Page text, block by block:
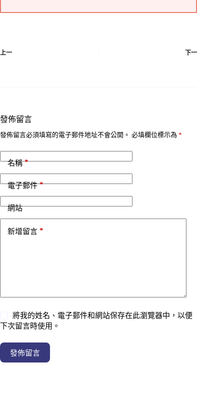
上一 下一
發佈留言
發佈留言必須填寫的電子郵件地址不會公開。 必填欄位標示為 *
名稱*
電子郵件*
網站
新增留言 *
將我的姓名、電子郵件和網站保存在此瀏覽器中，以便
下次留言時使用。
發佈留言